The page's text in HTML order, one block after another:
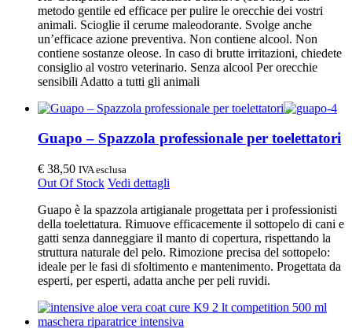
metodo gentile ed efficace per pulire le orecchie dei vostri
animali. Scioglie il cerume maleodorante. Svolge anche
un’efficace azione preventiva. Non contiene alcool. Non
contiene sostanze oleose. In caso di brutte irritazioni, chiedete
consiglio al vostro veterinario. Senza alcool Per orecchie
sensibili Adatto a tutti gli animali
Guapo – Spazzola professionale per toelettatori
€ 38,50 IVA esclusa
Out Of Stock Vedi dettagli
Guapo è la spazzola artigianale progettata per i professionisti
della toelettatura. Rimuove efficacemente il sottopelo di cani e
gatti senza danneggiare il manto di copertura, rispettando la
struttura naturale del pelo. Rimozione precisa del sottopelo:
ideale per le fasi di sfoltimento e mantenimento. Progettata da
esperti, per esperti, adatta anche per peli ruvidi.